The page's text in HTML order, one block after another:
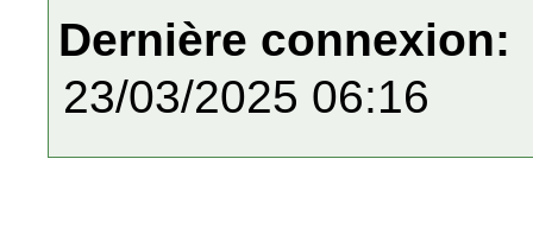
Dernière connexion:
23/03/2025 06:16